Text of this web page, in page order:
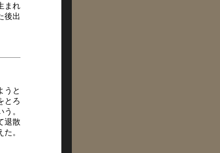
まれ
後出
うと
とろ
。
退散
。